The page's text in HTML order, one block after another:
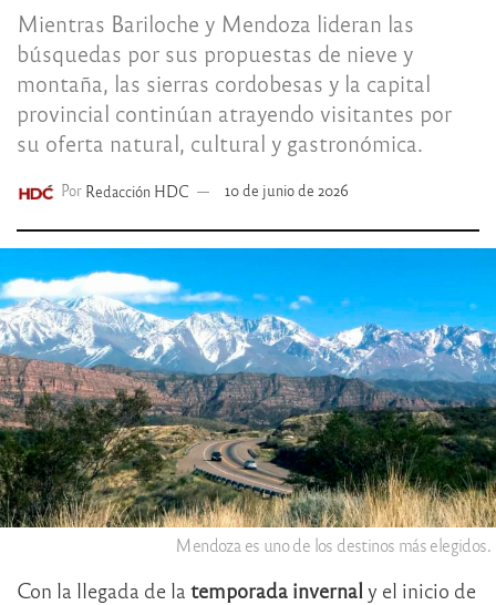
Mientras Bariloche y Mendoza lideran las
búsquedas por sus propuestas de nieve y
montaña, las sierras cordobesas y la capital
provincial continúan atrayendo visitantes por
su oferta natural, cultural y gastronómica.
Por Redacción HDC 10 de junio de 2026
Mendoza es uno de los destinos más elegidos.
Con la llegada de la temporada invernal y el inicio de